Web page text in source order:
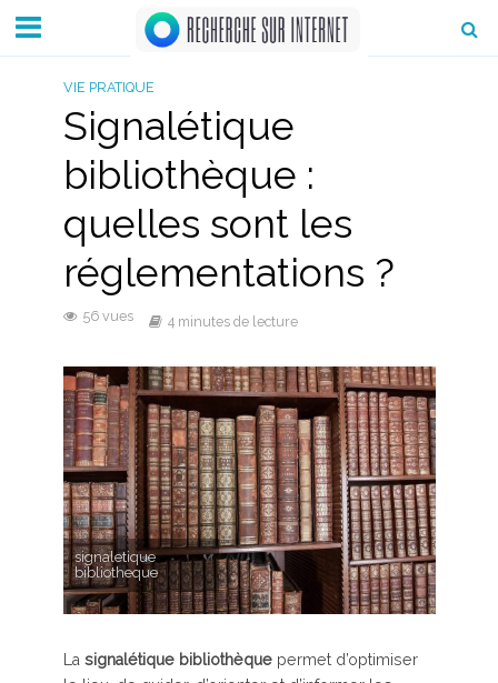
VIE PRATIQUE
Signalétique
bibliothèque :
quelles sont les
réglementations ?
56 vues 4 minutes de lecture
signaletique
bibliotheque
La signalétique bibliothèque permet d’optimiser